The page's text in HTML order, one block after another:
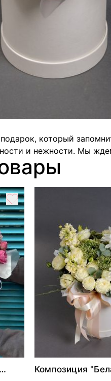
Camellia - вашего
с розами Вайт Охара.
только украсит ваше
это настоящее творение
Camellia? Мы
Мы предлагаем
который
и нежности. Мы
Композиция